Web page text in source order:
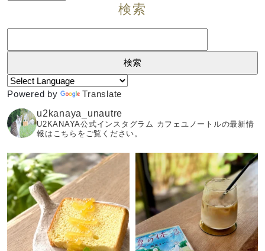
検索
Powered by
Translate
u2kanaya_unautre
U2KANAYA公式インスタグラム カフェユノートルの最新情
報はこちらをご覧ください。